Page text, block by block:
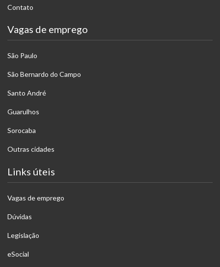
Contato
Vagas de emprego
São Paulo
São Bernardo do Campo
Santo André
Guarulhos
Sorocaba
Outras cidades
Links úteis
Vagas de emprego
Dúvidas
Legislação
eSocial